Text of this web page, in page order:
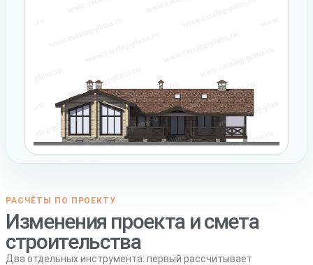
РАСЧЁТЫ ПО ПРОЕКТУ
Изменения проекта и смета
строительства
Два отдельных инструмента: первый рассчитывает